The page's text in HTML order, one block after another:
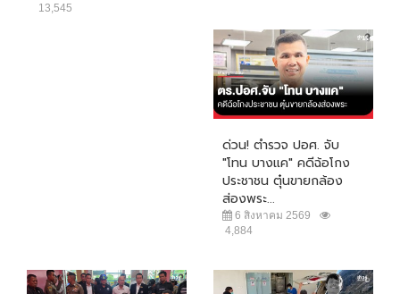
13,545
ด่วน! ตำรวจ ปอศ. จับ
"โทน บางแค" คดีฉ้อโกง
ประชาชน ตุ๋นขายกล้อง
ส่องพระ...
6 สิงหาคม 2569
4,884